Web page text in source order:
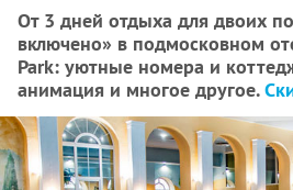
От 3 дней отдыха для двоих
включено» в подмосковном
Park: уютные номера и
анимация и многое другое.